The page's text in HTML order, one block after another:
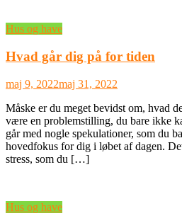
Hus og have
Hvad går dig på for tiden
maj 9, 2022maj 31, 2022
Måske er du meget bevidst om, hvad
være en problemstilling, du bare ikke
går med nogle spekulationer, som du
hovedfokus for dig i løbet af dagen.
stress, som du […]
Hus og have